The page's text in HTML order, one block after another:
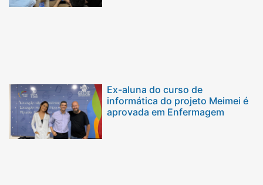
Ex-aluna do curso de
informática do projeto Meimei é
aprovada em Enfermagem